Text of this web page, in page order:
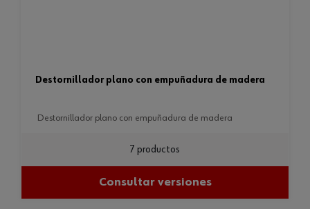
destornillador plano con empuñadura de madera
destornillador plano con empuñadura de madera
7 productos
Consultar versiones